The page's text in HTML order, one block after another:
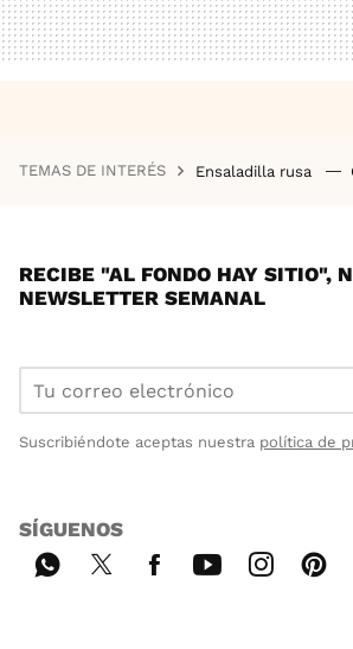
TEMAS DE INTERÉS Ensaladilla rusa
RECIBE "AL FONDO HAY SITIO",
NEWSLETTER SEMANAL
Suscribiéndote aceptas nuestra política de
SÍGUENOS